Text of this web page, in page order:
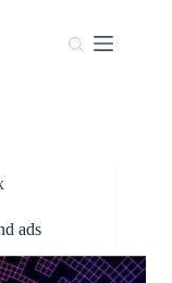
ads